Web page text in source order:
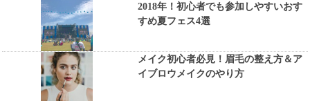
2018年！初心者でも参加しやすいおす
すめ夏フェス4選
メイク初心者必見！眉毛の整え方＆ア
イブロウメイクのやり方